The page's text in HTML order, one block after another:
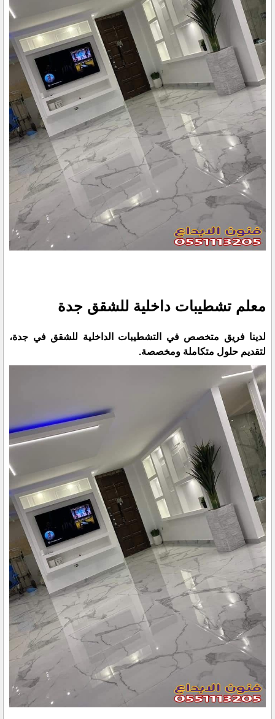
معلم تشطيبات داخلية للشقق جدة
لدينا فريق متخصص في التشطيبات الداخلية للشقق في جدة،
لتقديم حلول متكاملة ومخصصة.